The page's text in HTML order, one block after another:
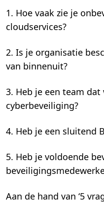
1. Hoe vaak zie je
cloudservices?
2. Is je organisatie
van binnenuit?
3. Heb je een team
cyberbeveiliging?
4. Heb je een sluitend
5. Heb je voldoende
Aan de hand van ‘5